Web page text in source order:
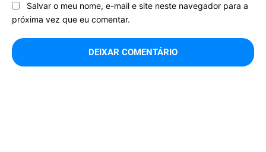
Salvar o meu nome, e-mail e site neste navegador para a
próxima vez que eu comentar.